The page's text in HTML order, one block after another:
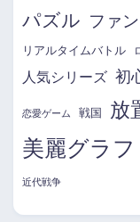
パズル ファ
リアルタイムバトル
人気シリーズ 初
恋愛ゲーム 戦国 放
美麗グラフ
近代戦争